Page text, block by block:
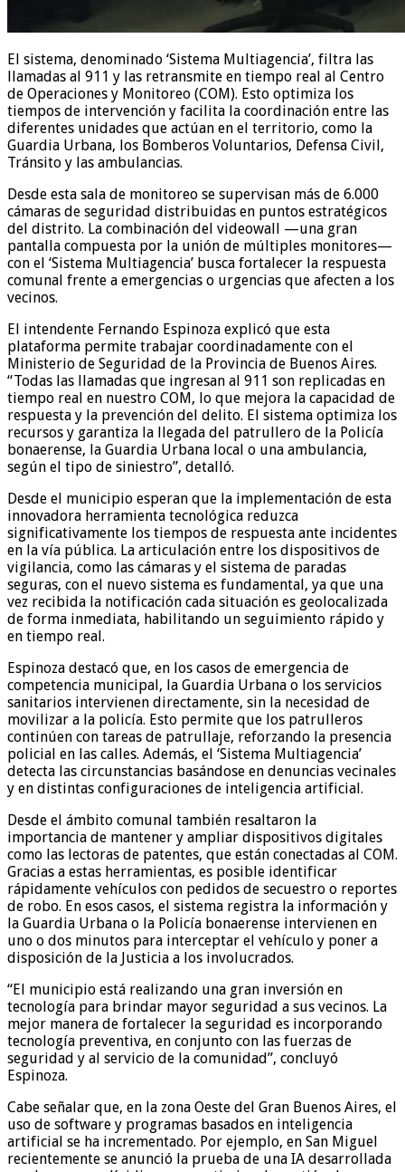
El sistema, denominado ‘Sistema Multiagencia’, filtra las
llamadas al 911 y las retransmite en tiempo real al Centro
de Operaciones y Monitoreo (COM). Esto optimiza los
tiempos de intervención y facilita la coordinación entre las
diferentes unidades que actúan en el territorio, como la
Guardia Urbana, los Bomberos Voluntarios, Defensa Civil,
Tránsito y las ambulancias.
Desde esta sala de monitoreo se supervisan más de 6.000
cámaras de seguridad distribuidas en puntos estratégicos
del distrito. La combinación del videowall —una gran
pantalla compuesta por la unión de múltiples monitores—
con el ‘Sistema Multiagencia’ busca fortalecer la respuesta
comunal frente a emergencias o urgencias que afecten a los
vecinos.
El intendente Fernando Espinoza explicó que esta
plataforma permite trabajar coordinadamente con el
Ministerio de Seguridad de la Provincia de Buenos Aires.
“Todas las llamadas que ingresan al 911 son replicadas en
tiempo real en nuestro COM, lo que mejora la capacidad de
respuesta y la prevención del delito. El sistema optimiza los
recursos y garantiza la llegada del patrullero de la Policía
bonaerense, la Guardia Urbana local o una ambulancia,
según el tipo de siniestro”, detalló.
Desde el municipio esperan que la implementación de esta
innovadora herramienta tecnológica reduzca
significativamente los tiempos de respuesta ante incidentes
en la vía pública. La articulación entre los dispositivos de
vigilancia, como las cámaras y el sistema de paradas
seguras, con el nuevo sistema es fundamental, ya que una
vez recibida la notificación cada situación es geolocalizada
de forma inmediata, habilitando un seguimiento rápido y
en tiempo real.
Espinoza destacó que, en los casos de emergencia de
competencia municipal, la Guardia Urbana o los servicios
sanitarios intervienen directamente, sin la necesidad de
movilizar a la policía. Esto permite que los patrulleros
continúen con tareas de patrullaje, reforzando la presencia
policial en las calles. Además, el ‘Sistema Multiagencia’
detecta las circunstancias basándose en denuncias vecinales
y en distintas configuraciones de inteligencia artificial.
Desde el ámbito comunal también resaltaron la
importancia de mantener y ampliar dispositivos digitales
como las lectoras de patentes, que están conectadas al COM.
Gracias a estas herramientas, es posible identificar
rápidamente vehículos con pedidos de secuestro o reportes
de robo. En esos casos, el sistema registra la información y
la Guardia Urbana o la Policía bonaerense intervienen en
uno o dos minutos para interceptar el vehículo y poner a
disposición de la Justicia a los involucrados.
“El municipio está realizando una gran inversión en
tecnología para brindar mayor seguridad a sus vecinos. La
mejor manera de fortalecer la seguridad es incorporando
tecnología preventiva, en conjunto con las fuerzas de
seguridad y al servicio de la comunidad”, concluyó
Espinoza.
Cabe señalar que, en la zona Oeste del Gran Buenos Aires, el
uso de software y programas basados en inteligencia
artificial se ha incrementado. Por ejemplo, en San Miguel
recientemente se anunció la prueba de una IA desarrollada